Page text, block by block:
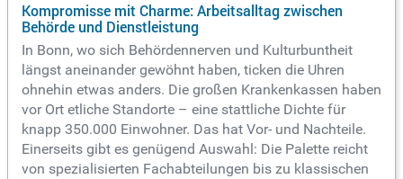
Kompromisse mit Charme: Arbeitsalltag zwischen
Behörde und Dienstleistung
In Bonn, wo sich Behördennerven und Kulturbuntheit
längst aneinander gewöhnt haben, ticken die Uhren
ohnehin etwas anders. Die großen Krankenkassen haben
vor Ort etliche Standorte – eine stattliche Dichte für
knapp 350.000 Einwohner. Das hat Vor- und Nachteile.
Einerseits gibt es genügend Auswahl: Die Palette reicht
von spezialisierten Fachabteilungen bis zu klassischen